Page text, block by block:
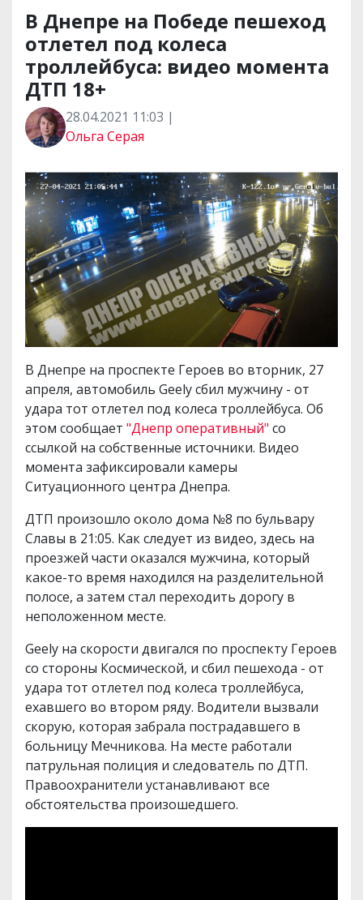
В Днепре на Победе пешеход
отлетел под колеса
троллейбуса: видео момента
ДТП 18+
28.04.2021 11:03 |
Ольга Серая
В Днепре на проспекте Героев во вторник, 27
апреля, автомобиль Geely сбил мужчину - от
удара тот отлетел под колеса троллейбуса. Об
этом сообщает "Днепр оперативный" со
ссылкой на собственные источники. Видео
момента зафиксировали камеры
Ситуационного центра Днепра.
ДТП произошло около дома №8 по бульвару
Славы в 21:05. Как следует из видео, здесь на
проезжей части оказался мужчина, который
какое-то время находился на разделительной
полосе, а затем стал переходить дорогу в
неположенном месте.
Geely на скорости двигался по проспекту Героев
со стороны Космической, и сбил пешехода - от
удара тот отлетел под колеса троллейбуса,
ехавшего во втором ряду. Водители вызвали
скорую, которая забрала пострадавшего в
больницу Мечникова. На месте работали
патрульная полиция и следователь по ДТП.
Правоохранители устанавливают все
обстоятельства произошедшего.